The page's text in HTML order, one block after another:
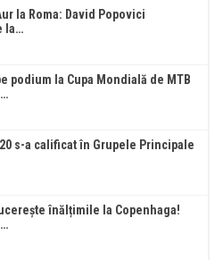
la Roma: David Popovici
la…
podium la Cupa Mondială de MTB
s-a calificat în Grupele Principale
înălțimile la Copenhaga!